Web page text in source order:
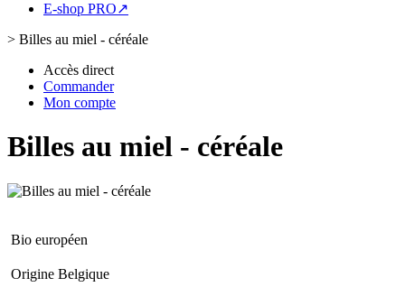
E-shop PRO↗
> Billes au miel - céréale
Accès direct
Commander
Mon compte
Billes au miel - céréale
Bio européen
Origine Belgique